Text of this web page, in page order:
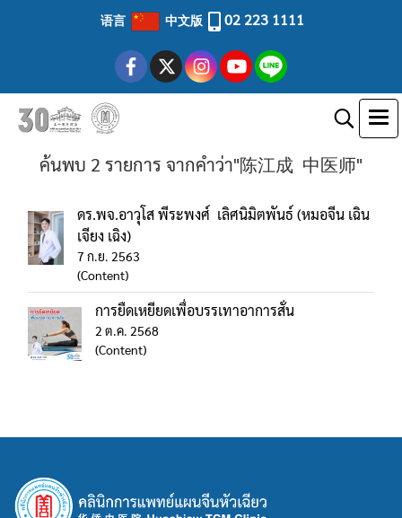
语言 中文版 02 223 1111
ค้นพบ 2 รายการ จากคำว่า"陈江成 中医师"
ดร.พจ.อาวุโส พีระพงศ์ เลิศนิมิตพันธ์ (หมอจีน เฉิน
เจียง เฉิง)
7 ก.ย. 2563
(Content)
การยืดเหยียดเพื่อบรรเทาอาการสั่น
2 ต.ค. 2568
(Content)